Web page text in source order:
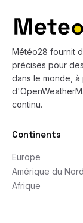
Météo28 fournit
précises pour
dans le monde,
continu.
Continents
Europe
Amérique du Nord
Afrique